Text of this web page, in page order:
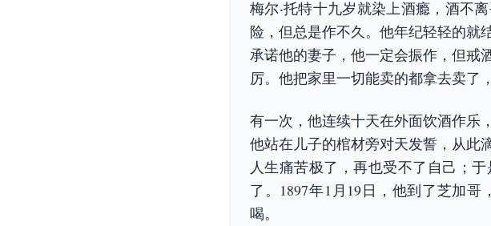
梅尔‧托特十九岁就染上酒瘾，酒不
险，但总是作不久。他年纪轻轻的就
承诺他的妻子，他一定会振作，但戒
厉。他把家里一切能卖的都拿去卖了
有一次，他连续十天在外面饮酒作乐
他站在儿子的棺材旁对天发誓，从此
人生痛苦极了，再也受不了自己；
了。1897年1月19日，他到了芝加
喝。